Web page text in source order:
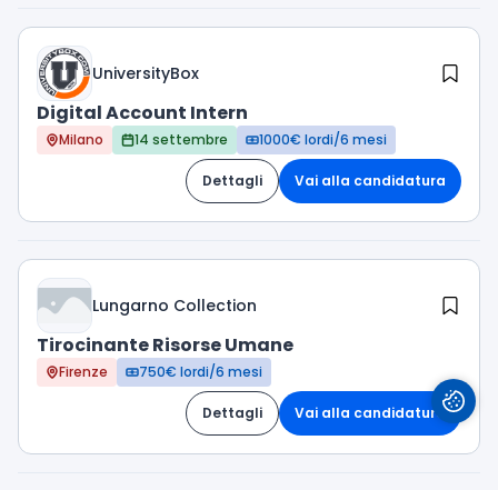
UniversityBox
Digital Account Intern
Milano 14 settembre 1000€ lordi/6 mesi
Dettagli Vai alla candidatura
Lungarno Collection
Tirocinante Risorse Umane
Firenze 750€ lordi/6 mesi
Dettagli Vai alla candidatura